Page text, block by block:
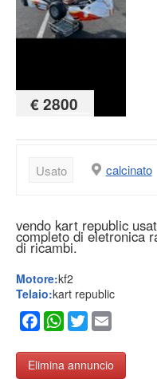
€ 2800
Usato calcinato
vendo kart republic
completo di eletronica
di ricambi.
Motore:kf2
Telaio:kart republic
Facebook
WhatsApp
Twitter
Elimina annuncio